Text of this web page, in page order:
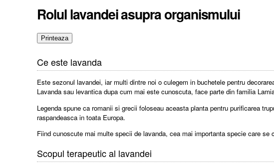
Rolul lavandei asupra organismului
Ce este lavanda
Este sezonul lavandei, iar multi dintre noi o culegem in buchetele pentru
Lavanda sau levantica dupa cum mai este cunoscuta, face parte din familia
Legenda spune ca romanii si grecii foloseau aceasta planta pentru purificarea
raspandeasca in toata Europa.
Fiind cunoscute mai multe specii de lavanda, cea mai importanta specie care
Scopul terapeutic al lavandei